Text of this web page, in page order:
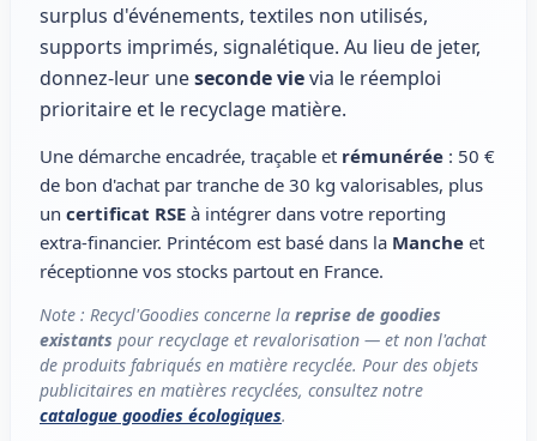
surplus d'événements, textiles non utilisés,
supports imprimés, signalétique. Au lieu de jeter,
donnez-leur uneseconde vievia le réemploi
prioritaire et le recyclage matière.
Une démarche encadrée, traçable et rémunérée : 50 €
de bon d'achat par tranche de 30 kg valorisables, plus
un certificat RSE à intégrer dans votre reporting
extra-financier. Printécom est basé dans la Manche et
réceptionne vos stocks partout en France.
Note : Recycl'Goodies concerne la reprise de goodies
existants pour recyclage et revalorisation — et non l'achat
de produits fabriqués en matière recyclée. Pour des objets
publicitaires en matières recyclées, consultez notre
catalogue goodies écologiques.